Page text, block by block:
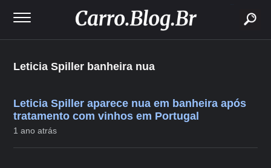
Leticia Spiller banheira nua
Leticia Spiller aparece nua em banheira após
tratamento com vinhos em Portugal
1 ano atrás